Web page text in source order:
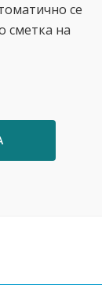
се
сметка на